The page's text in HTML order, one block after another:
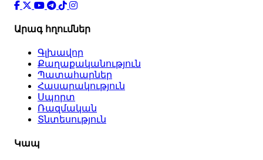
Արագ հղումներ
Գլխավոր
Քաղաքականություն
Պատահարներ
Հասարակություն
Սպորտ
Ռազմական
Տնտեսություն
Կապ